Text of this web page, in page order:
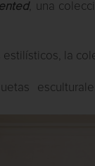
, una
la